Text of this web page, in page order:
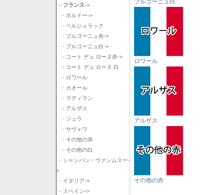
- フランス->
- ボルドー->
- ベルジュラック
- ブルゴーニュ赤->
- ブルゴーニュ白->
- コート デュ ローヌ赤->
- コート デュ ローヌ 白
- ロワール
- カオール
- マディラン
- アルザス
- ジュラ
- サヴォワ
- その他の赤
- その他の白
- シャンパン・ヴァンムスー-
>
- イタリア->
- スペイン->
ロワール
アルザス
その他の赤